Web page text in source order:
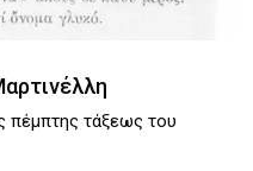
πέμπτης τάξεως του